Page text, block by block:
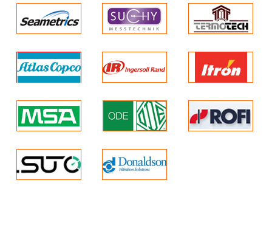
Chất lượng và độ tin cậy
tối thượng
Vật liệu và chất lượng cao
cấp
hành lâu dài với các can
thiệp dịch vụ tối thiểu.
Không cần thay dầu và
chi phí liên quan đến
Các bộ phận được bọc
bên trong đảm bảo không
bị ăn mòn và kéo dài tuổi
thọ